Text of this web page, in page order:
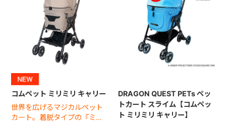
コムペット ミリミリ キャリー
世界を広げるマジカルペット
カート。着脱タイプの『ミリ
DRAGON QUEST PETs ペッ
トカート スライム【コムペッ
ト ミリミリ キャリー】